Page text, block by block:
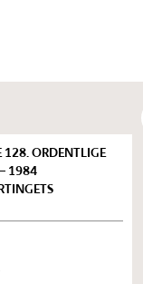
128. ORDENTLIGE
1984